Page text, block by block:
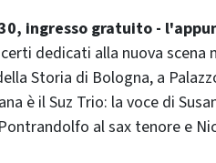
ingresso gratuito -
dedicati alla nuova scena
Storia di Bologna, a
è il Suz Trio: la voce di
al sax tenore e